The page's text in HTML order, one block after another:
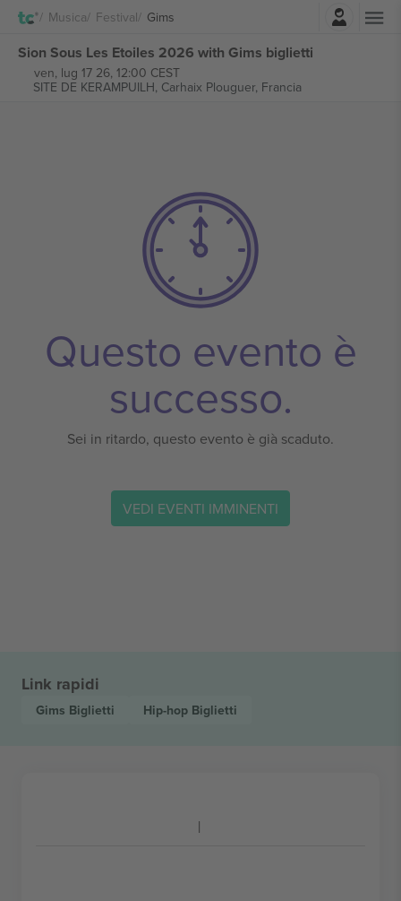
Musica Festival Gims
Sion Sous Les Etoiles 2026 with Gims biglietti
ven, lug 17 26, 12:00 CEST
SITE DE KERAMPUILH, Carhaix Plouguer, Francia
Questo evento è
successo.
Sei in ritardo, questo evento è già scaduto.
VEDI EVENTI IMMINENTI
Link rapidi
Gims Biglietti Hip-hop Biglietti